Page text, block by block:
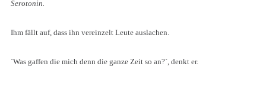
Serotonin.
Ihm fällt auf, dass ihn vereinzelt Leute auslachen.
´Was gaffen die mich denn die ganze Zeit so an?´, denkt er.